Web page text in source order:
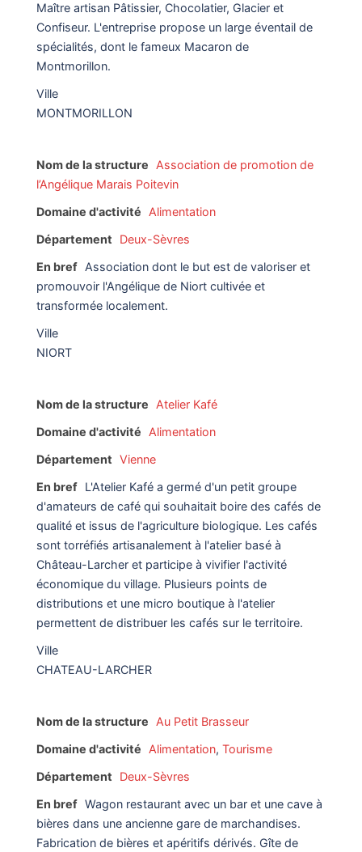
Maître artisan Pâtissier, Chocolatier, Glacier et
Confiseur. L'entreprise propose un large éventail de
spécialités, dont le fameux Macaron de
Montmorillon.
Ville
MONTMORILLON
Nom de la structure
Association de promotion de
l’Angélique Marais Poitevin
Domaine d'activité
Alimentation
Département
Deux-Sèvres
En bref Association dont le but est de valoriser et
promouvoir l'Angélique de Niort cultivée et
transformée localement.
Ville
NIORT
Nom de la structure
Atelier Kafé
Domaine d'activité
Alimentation
Département Vienne
En bref L'Atelier Kafé a germé d'un petit groupe
d'amateurs de café qui souhaitait boire des cafés de
qualité et issus de l'agriculture biologique. Les cafés
sont torréfiés artisanalement à l'atelier basé à
Château-Larcher et participe à vivifier l'activité
économique du village. Plusieurs points de
distributions et une micro boutique à l'atelier
permettent de distribuer les cafés sur le territoire.
Ville
CHATEAU-LARCHER
Nom de la structure
Au Petit Brasseur
Domaine d'activité
Alimentation, Tourisme
Département
Deux-Sèvres
En bref Wagon restaurant avec un bar et une cave à
bières dans une ancienne gare de marchandises.
Fabrication de bières et apéritifs dérivés. Gîte de